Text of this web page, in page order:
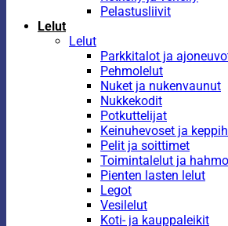
Pelastusliivit
Lelut
Lelut
Parkkitalot ja
Pehmolelut
Nuket ja nukenvaunut
Nukkekodit
Potkuttelijat
Keinuhevoset ja
Pelit ja soittimet
Toimintalelut ja
Pienten lasten lelut
Legot
Vesilelut
Koti- ja kauppaleikit